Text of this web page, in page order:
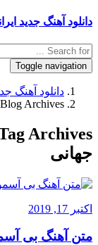
دانلود آهنگ جدید
Toggle navigation
دانلود آهنگ
Blog Archives
Archives:
جهانی
اکتبر 17, 2019
متن آهنگ بی